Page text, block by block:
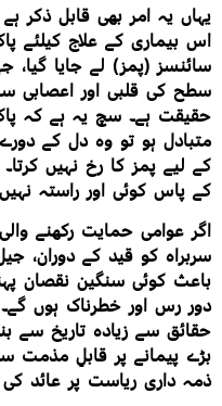
یہاں یہ امر بھی قابل ذکر
اس بیماری کے علاج کیلئے
سائنسز (پمز) لے جایا
سطح کی قلبی اور اعصابی
حقیقت ہے۔ سچ یہ ہے کہ
متبادل ہو تو وہ دل کے
کے لیے پمز کا رخ نہیں
کے پاس کوئی اور راستہ نہیں
اگر عوامی حمایت رکھنے
سربراہ کو قید کے دوران،
باعث کوئی سنگین نقصان
دور رس اور خطرناک ہوں
حقائق سے زیادہ تاریخ سے
بڑے پیمانے پر قابلِ مذمت
ذمہ داری ریاست پر عائد